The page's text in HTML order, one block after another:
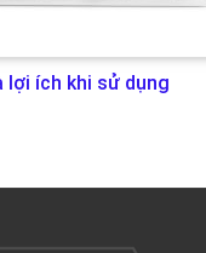
lợi ích khi sử dụng